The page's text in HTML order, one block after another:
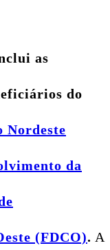
as
do
Nordeste
da
(FDCO). A